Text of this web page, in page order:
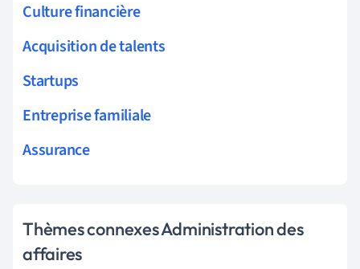
Culture financière
Acquisition de talents
Startups
Entreprise familiale
Assurance
Thèmes connexes Administration des
affaires